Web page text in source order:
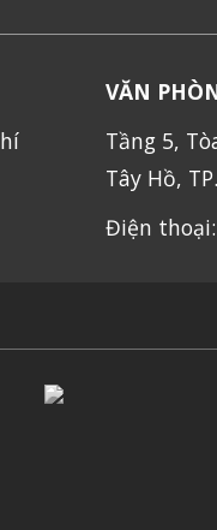
VĂN
Tầng 5,
Tây Hồ,
Điện thoại: